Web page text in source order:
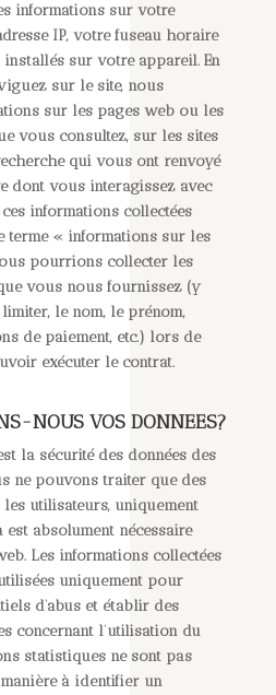
informations sur votre
IP, votre fuseau horaire
sur votre appareil. En
sur le site, nous
sur les pages web ou les
vous consultez, sur les sites
qui vous ont renvoyé
dont vous interagissez avec
informations collectées
terme « informations sur les
pourrions collecter les
vous nous fournissez (y
le nom, le prénom,
de paiement, etc.) lors de
exécuter le contrat.
NOUS VOS DONNEES?
la sécurité des données des
ne pouvons traiter que des
utilisateurs, uniquement
absolument nécessaire
Les informations collectées
uniquement pour
d’abus et établir des
concernant l’utilisation du
statistiques ne sont pas
à identifier un